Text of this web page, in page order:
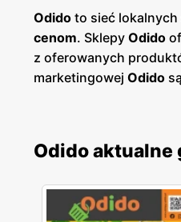
Odido to sieć
cenom. Sklepy Odido
z oferowanych
marketingowej Odido
produkty,
społecznych,
Wiele sklepów jest
technologiczne, takie
Odido aktualne